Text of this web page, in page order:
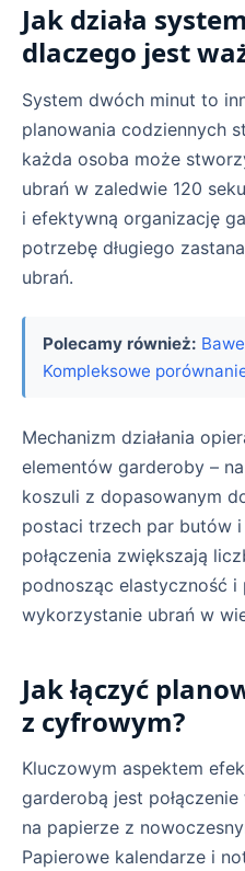
Jak działa
dlaczego jest
System dwóch minut to
planowania codziennych
każda osoba może
ubrań w zaledwie 120
i efektywną organizację
potrzebę długiego
ubrań.
Polecamy również:
Kompleksowe
Mechanizm działania
elementów garderoby –
koszuli z dopasowanym
postaci trzech par butów
połączenia zwiększają
podnosząc elastyczność i
wykorzystanie ubrań w
Jak łączyć
z cyfrowym?
Kluczowym aspektem
garderobą jest
na papierze z
Papierowe kalendarze i